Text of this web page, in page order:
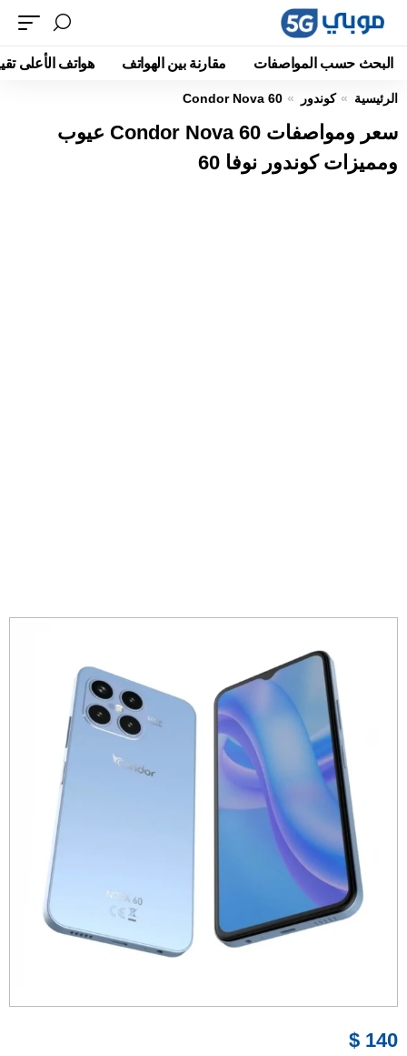
البحث حسب المواصفات مقارنة بين الهواتف هواتف الأعلى
الرئيسية كوندور Condor Nova 60
سعر ومواصفات Condor Nova 60 عيوب
ومميزات كوندور نوفا 60
140 $